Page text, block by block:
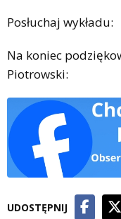
Posłuchaj wykładu:
Na koniec
Piotrowski:
UDOSTĘPNIJ